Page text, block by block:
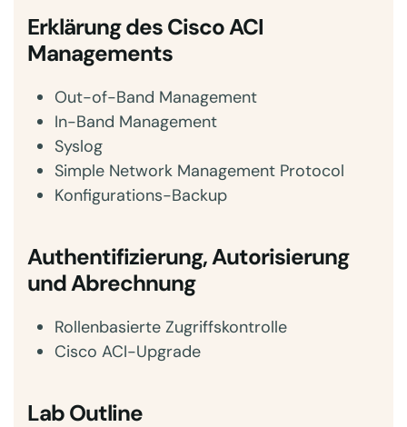
Erklärung des Cisco ACI
Managements
Out-of-Band Management
In-Band Management
Syslog
Simple Network Management Protocol
Konfigurations-Backup
Authentifizierung, Autorisierung
und Abrechnung
Rollenbasierte Zugriffskontrolle
Cisco ACI-Upgrade
Lab Outline